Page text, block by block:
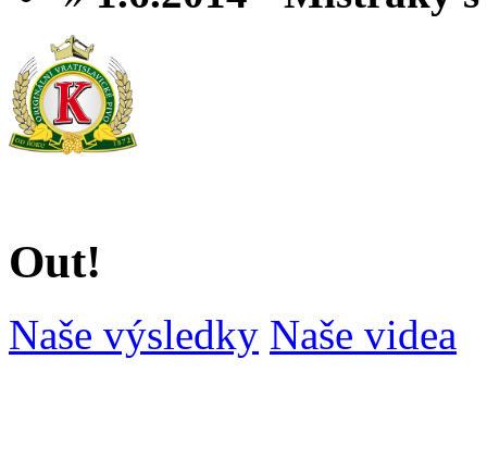
Out!
Naše výsledky Naše videa